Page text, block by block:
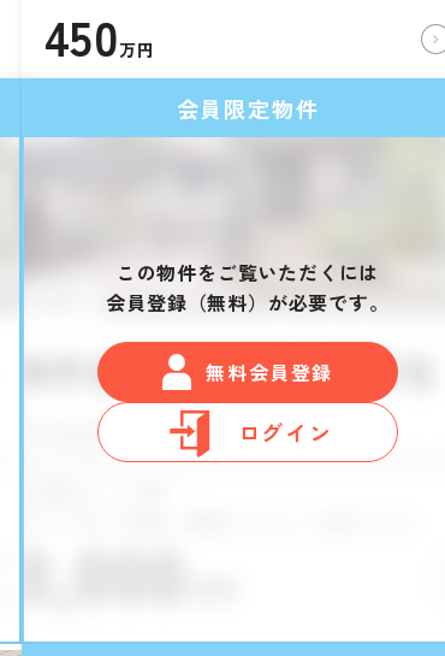
450万円
会員限定物件
この物件をご覧いただくには
会員登録（無料）が必要です。
無料会員登録
ログイン